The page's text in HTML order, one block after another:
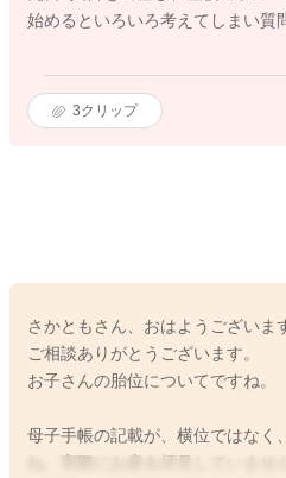
始めるといろいろ考えてしまい質
3クリップ
さかともさん、おはようございま
ご相談ありがとうございます。
お子さんの胎位についてですね。
母子手帳の記載が、横位ではなく
ね。実際にお産を拝見していませ